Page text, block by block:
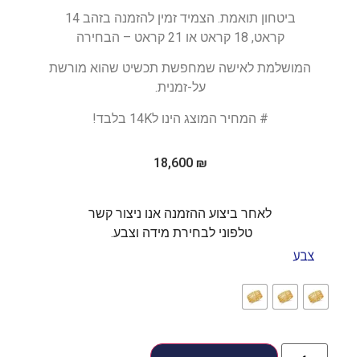
ביטחון תואמת. הצמיד זמין להזמנה בזהב 14
קראט, 18 קראט או 21 קראט – הבחירה
המושלמת לאישה שמחפשת תכשיט שהוא מורשת
על-זמנית.
# המחיר המוצג הינו ל14K בלבד!
18,600 ₪
לאחר ביצוע ההזמנה אנו ניצור קשר
טלפוני לבחירת מידה וצבע.
צבע